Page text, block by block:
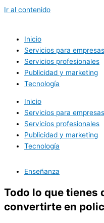
Ir al contenido
Inicio
Servicios para empresas
Servicios profesionales
Publicidad y marketing
Tecnología
Inicio
Servicios para empresas
Servicios profesionales
Publicidad y marketing
Tecnología
Enseñanza
Todo lo que tienes
convertirte en